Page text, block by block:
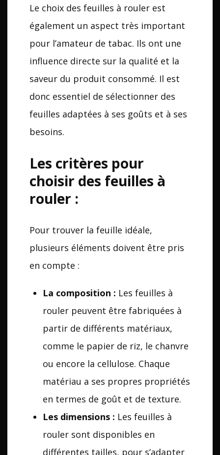
Le choix des feuilles à rouler est
également un aspect très important
pour l’amateur de tabac. Ils ont une
influence directe sur la qualité et la
saveur du produit consommé. Il est
donc essentiel de sélectionner des
feuilles adaptées à ses goûts et à ses
besoins.
Les critères pour
choisir des feuilles à
rouler :
Pour trouver la feuille idéale,
plusieurs éléments doivent être pris
en compte :
La composition : Les feuilles à
rouler peuvent être fabriquées à
partir de différents matériaux,
comme le papier de riz, le chanvre
ou encore la cellulose. Chaque
matériau a ses propres propriétés
en termes de goût et de texture.
Les dimensions : Les feuilles à
rouler sont disponibles en
différentes tailles, pour s’adapter